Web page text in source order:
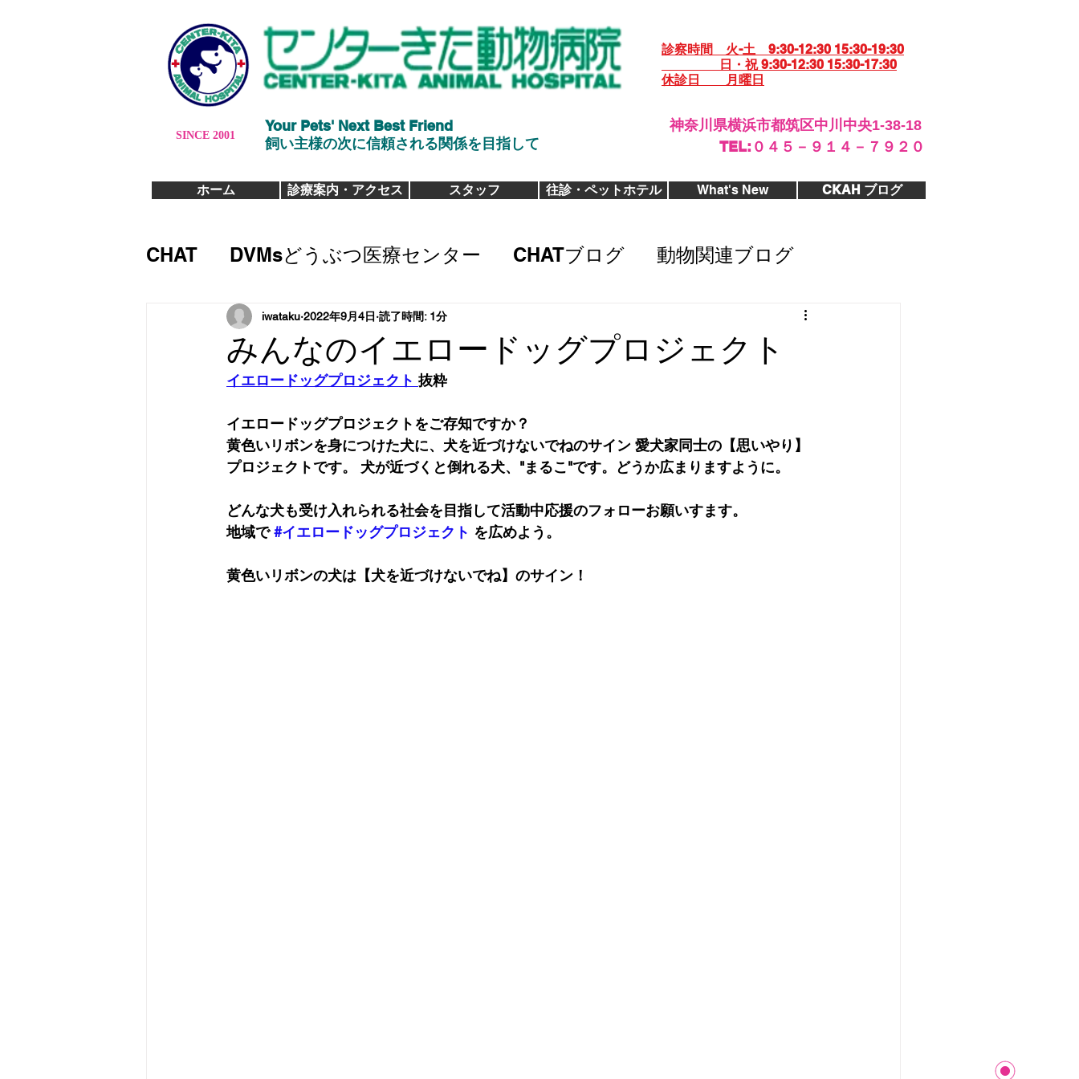
診察時間 火-土 9:30-12:30 15:30-19:30
日・祝 9:30-12:30 15:30-17:30
休診日 月曜日
SINCE 2001
Your Pets' Next Best Friend
​飼い主様の次に信頼される関係を目指して
神奈川県横浜市都筑区中川中央1-38-18
​TEL:０４５－９１４－７９２０
ホーム 診療案内・アクセス スタッフ 往診・ペットホテル What's New CKAH ブログ
CHAT DVMsどうぶつ医療センター CHATブログ 動物関連ブログ
みんなのイエロードッグプロジェクト
iwataku 2022年9月4日 読了時間: 1分
イエロードッグプロジェクト 抜粋
イエロードッグプロジェクトをご存知ですか？
黄色いリボンを身につけた犬に、犬を近づけないでねのサイン 愛犬家同士の【思いやり】
プロジェクトです。 犬が近づくと倒れる犬、"まるこ"です。どうか広まりますように。
どんな犬も受け入れられる社会を目指して活動中応援のフォローお願いすます。
地域で #イエロードッグプロジェクト を広めよう。
黄色いリボンの犬は【犬を近づけないでね】のサイン！